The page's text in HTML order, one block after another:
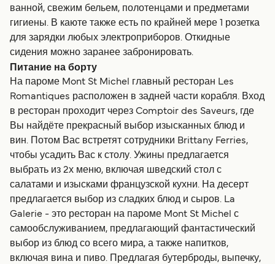
ванной, свежим бельем, полотенцами и предметами
гигиены. В каюте также есть по крайней мере 1 розетка
для зарядки любых электроприборов. Откидные
сидения можно заранее забронировать.
Питание на борту
На пароме Mont St Michel главный ресторан Les
Romantiques расположен в задней части корабля. Вход
в ресторан проходит через Comptoir des Saveurs, где
Вы найдёте прекрасный выбор изысканных блюд и
вин. Потом Вас встретят сотрудники Brittany Ferries,
чтобы усадить Вас к столу. Ужины предлагается
выбрать из 2х меню, включая шведский стол с
салатами и изысками французской кухни. На десерт
предлагается выбор из сладких блюд и сыров. La
Galerie - это ресторан на пароме Mont St Michel с
самообслуживанием, предлагающий фантастический
выбор из блюд со всего мира, а также напитков,
включая вина и пиво. Предлагая бутерброды, выпечку,